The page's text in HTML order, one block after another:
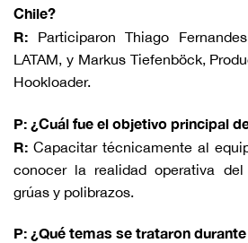
Chile?
R: Participaron Thiago
LATAM, y Markus Tiefenböck,
Hookloader.
P: ¿Cuál fue el objetivo principal
R: Capacitar técnicamente al
conocer la realidad operativa
grúas y polibrazos.
P: ¿Qué temas se trataron